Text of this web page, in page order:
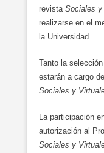
revista Sociales y
realizarse en el
la Universidad.
Tanto la
estarán a cargo
Sociales y
La participación
autorización al
Sociales y